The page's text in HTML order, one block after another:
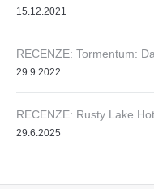
15.12.2021
RECENZE: Tormentum:
29.9.2022
RECENZE: Rusty Lake
29.6.2025